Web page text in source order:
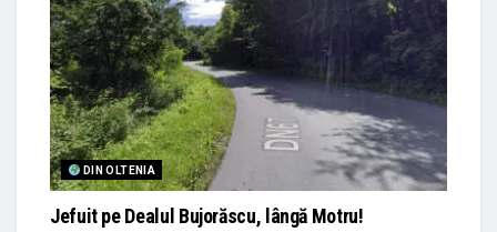
DIN OLTENIA
Jefuit pe Dealul Bujorăscu, lângă Motru!